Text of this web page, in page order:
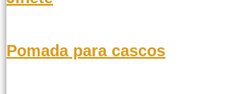
Pomada para cascos